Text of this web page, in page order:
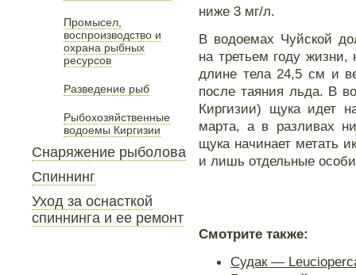
Промысел,
воспроизводство и
охрана рыбных
ресурсов
Разведение рыб
Рыбохозяйственные
водоемы Киргизии
Снаряжение рыболова
Спиннинг
Уход за оснасткой
спиннинга и ее ремонт
ниже 3 мг/л.
В водоемах Чуйской
на третьем году жизни,
длине тела 24,5 см и
после таяния льда. В
Киргизии) щука идет
марта, а в разливах
щука начинает метать
и лишь отдельные
Смотрите также:
Судак —